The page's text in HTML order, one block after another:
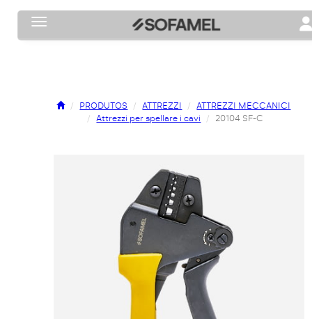
Toggle navigation
PRODUTOS ATTREZZI
ATTREZZI MECCANICI
Attrezzi per spellare i cavi
20104 SF-C